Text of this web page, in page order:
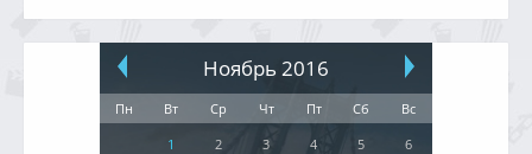
Ноябрь 2016
Пн Вт Ср Чт Пт Сб
Вс
1
2 3 4 5 6